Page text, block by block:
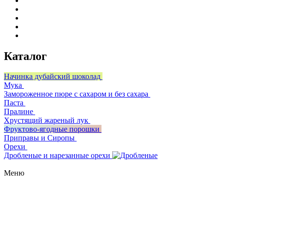
Каталог
Начинка дубайский шоколад
Мука
Замороженное пюре с сахаром и без сахара
Паста
Пралине
Хрустящий жареный лук
Фруктово-ягодные порошки
Приправы и Сиропы
Орехи
Дробленые и нарезанные орехи
Меню